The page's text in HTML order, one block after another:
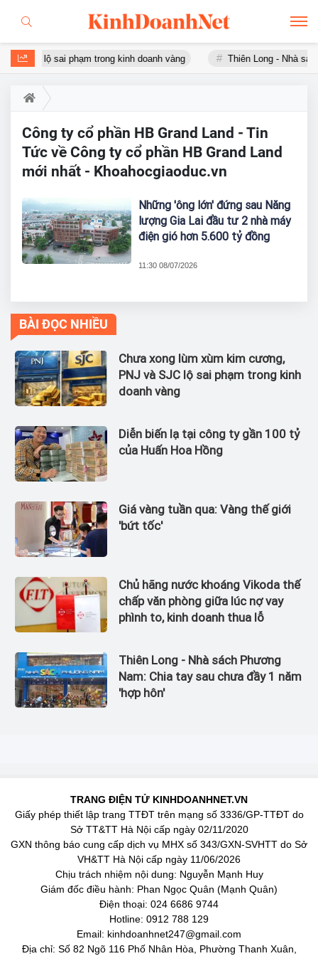
SJC lộ sai phạm trong kinh doanh vàng Thiên Long - Nhà
Công ty cổ phần HB Grand Land - Tin
Tức về Công ty cổ phần HB Grand Land
mới nhất - Khoahocgiaoduc.vn
Những 'ông lớn' đứng sau Năng
lượng Gia Lai đầu tư 2 nhà máy
điện gió hơn 5.600 tỷ đồng
11:30 08/07/2026
BÀI ĐỌC NHIỀU
Chưa xong lùm xùm kim cương,
PNJ và SJC lộ sai phạm trong kinh
doanh vàng
Diễn biến lạ tại công ty gần 100 tỷ
của Huấn Hoa Hồng
Giá vàng tuần qua: Vàng thế giới
'bứt tốc'
Chủ hãng nước khoáng Vikoda thế
chấp văn phòng giữa lúc nợ vay
phình to, kinh doanh thua lỗ
Thiên Long - Nhà sách Phương
Nam: Chia tay sau chưa đầy 1 năm
'hợp hôn'
TRANG ĐIỆN TỬ KINHDOANHNET.VN
Giấy phép thiết lập trang TTĐT trên mạng số 3336/GP-TTĐT do
Sở TT&TT Hà Nội cấp ngày 02/11/2020
GXN thông báo cung cấp dịch vụ MHX số 343/GXN-SVHTT do Sở
VH&TT Hà Nội cấp ngày 11/06/2026
Chịu trách nhiệm nội dung: Nguyễn Mạnh Huy
Giám đốc điều hành: Phan Ngọc Quân (Mạnh Quân)
Điện thoại: 024 6686 9744
Hotline: 0912 788 129
Email: kinhdoanhnet247@gmail.com
Địa chỉ: Số 82 Ngõ 116 Phố Nhân Hòa, Phường Thanh Xuân,